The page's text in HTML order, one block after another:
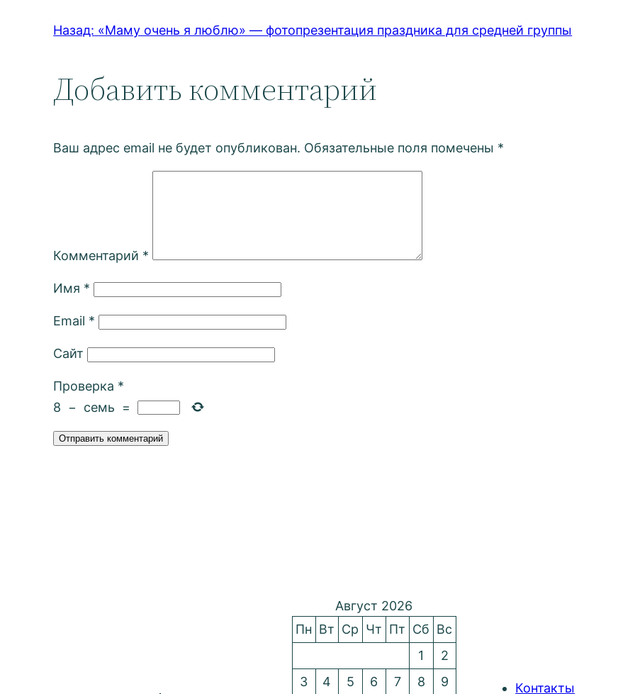
Назад: «Маму очень я люблю» — фотопрезентация праздника для средней группы
Добавить комментарий
Ваш адрес email не будет опубликован. Обязательные поля помечены *
Комментарий *
Имя *
Email *
Сайт
Проверка *
8 − семь =
Август 2026
Пн Вт Ср Чт Пт Сб Вс
1
2
3
4 5 6 7 8 9 Контакты